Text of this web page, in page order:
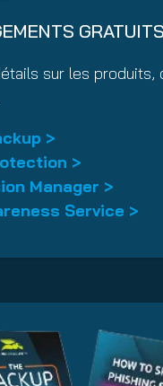
GRATUITS
sur les produits,
>
>
Manager >
Service >